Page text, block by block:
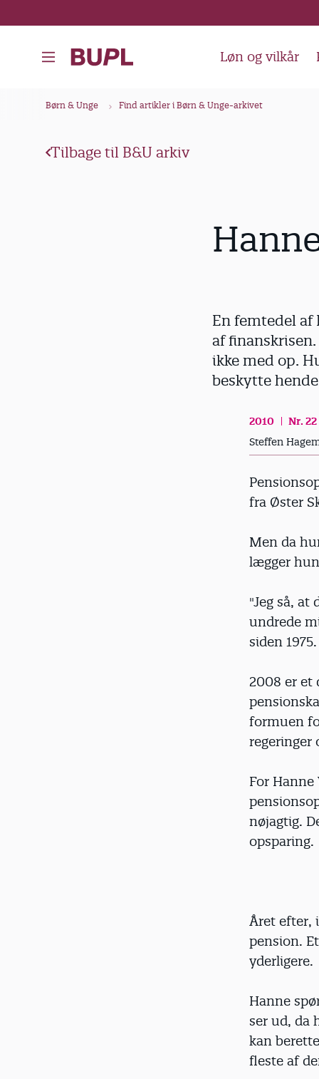
å
Løn og vilkår
Børn & Unge Find artikler i Børn & Unge-arkivet
Tilbage til B&U arkiv
En femtedel af
af
ikke med op.
beskytte
2010
Nr. 22
Steffen
fra Øster
Men da
lægger
"Jeg så, at
undrede
siden 1975.
2008 er et
formuen
regeringer
For
nøjagtig.
opsparing.
Året efter,
pension.
yderligere.
Hanne
ser ud, da
kan
fleste af